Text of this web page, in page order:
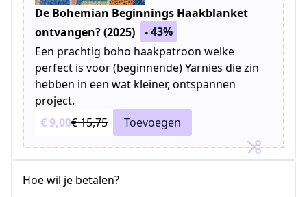
De Bohemian Beginnings Haakblanket
ontvangen? (2025)
- 43%
Een prachtig boho haakpatroon welke
perfect is voor (beginnende) Yarnies die zin
hebben in een wat kleiner, ontspannen
project.
€ 9,00€ 15,75 Toevoegen
Hoe wil je betalen?